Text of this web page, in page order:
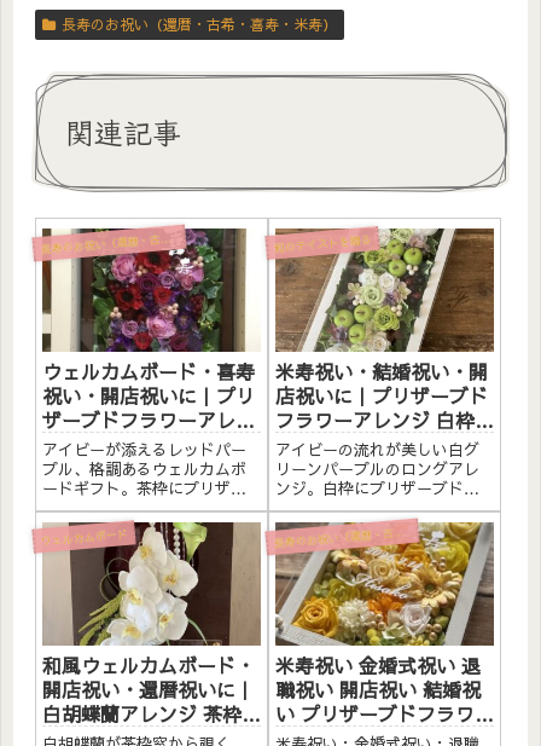
長寿のお祝い（還暦・古希・喜寿・米寿）
関連記事
長寿のお祝い（還暦・古希・喜寿・米寿）
ウェルカムボード・喜寿
祝い・開店祝いに｜プリ
ザーブドフラワーアレン
ジ 茶枠〈レッドパープ
ル〉文字入れ
アイビーが添えるレッドパー
プル、格調あるウェルカムボ
ードギフト。茶枠にプリザー
ブドフラワーと造花をたっぷ
りアレンジしました。アクリ
ルプレートへのメッセージ入
れ無料。自立するので壁かけ
でも置き型でも飾れます。こ
んな方へウェルカムボードと
して喜...
和のテイストを贈る
米寿祝い・結婚祝い・開
店祝いに｜プリザーブド
フラワーアレンジ 白枠ロ
ング アイビー〈白グリー
ンパープル〉文字入れ
アイビーの流れが美しい白グ
リーンパープルのロングアレ
ンジ。白枠にプリザーブドフ
ラワーと造花をたっぷりアレ
ンジしました。アクリルプレ
ートへのメッセージ入れ無
料。自立するので壁かけでも
置き型でも飾れます。こんな
方へ米寿祝い（88歳）・長寿
のお祝...
ウェルカムボード
和風ウェルカムボード・
開店祝い・還暦祝いに｜
白胡蝶蘭アレンジ 茶枠窓
〈白〉文字入れ
長寿のお祝い（還暦・古希・喜寿・米寿）
米寿祝い 金婚式祝い 退
職祝い 開店祝い 結婚祝
い プリザーブドフラワー
アレンジ 白枠〈レモンイ